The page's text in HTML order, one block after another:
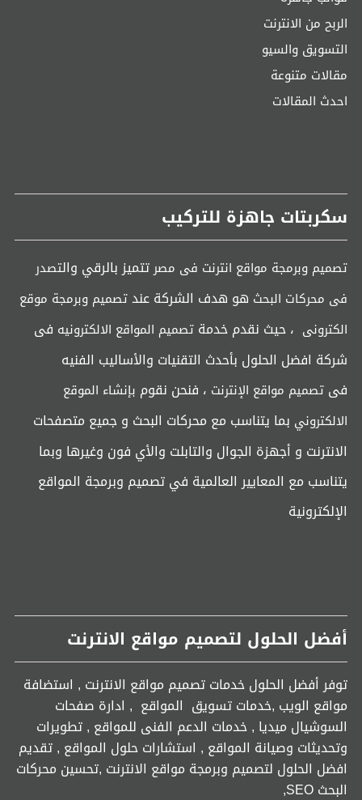
الربح من الانترنت
التسويق والسيو
مقالات متنوعة
احدث المقالات
سكربتات جاهزة للتركيب
تصميم وبرمجة مواقع انترنت فى مصرتتميز بالرقي والتصدر
فى محركات البحث هو هدف الشركة عندتصميم وبرمجة موقع
الكترونى ، حيث نقدم خدمة تصميم المواقع الالكترونيه فى
شركة افضل الحلول بأحدث التقنيات والأساليب الفنيه
فى تصميم مواقع الإنترنت ، فنحن نقوم بإنشاء الموقع
الالكتروني بما يتناسب مع محركات البحث و جميع متصفحات
الانترنت و أجهزة الجوال والتابلت والأي فون وغيرها وبما
يتناسب مع المعايير العالمية في تصميم وبرمجة المواقع
الإلكترونية
أفضل الحلول لتصميم مواقع الانترنت
توفر أفضل الحلول خدمات تصميم مواقع الانترنت , استضافة
مواقع الويب ,خدمات تسويق المواقع , ادارة صفحات
السوشيال ميديا , خدمات الدعم الفنى للمواقع , تطويرات
وتحديثات وصيانة المواقع , استشارات حلول المواقع , تقديم
افضل الحلول لتصميم وبرمجة مواقع الانترنت ,تحسين محركات
البحث SEO,